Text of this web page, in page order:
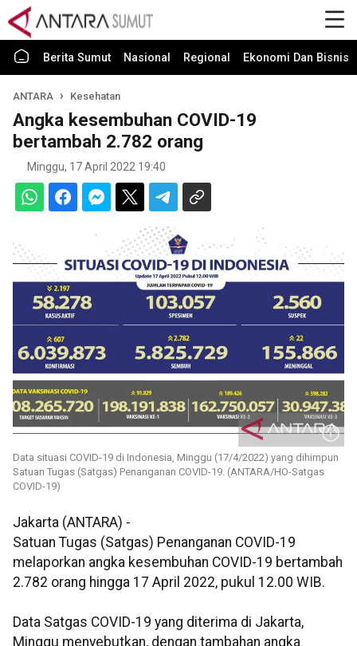
Berita Sumut Nasional Regional Ekonomi Dan Bisnis
ANTARA Kesehatan
Angka kesembuhan COVID-19
bertambah 2.782 orang
Minggu, 17 April 2022 19:40
Data situasi COVID-19 di Indonesia, Minggu (17/4/2022) yang dihimpun
Satuan Tugas (Satgas) Penanganan COVID-19. (ANTARA/HO-Satgas
COVID-19)
Jakarta (ANTARA) -
Satuan Tugas (Satgas) Penanganan COVID-19
melaporkan angka kesembuhan COVID-19 bertambah
2.782 orang hingga 17 April 2022, pukul 12.00 WIB.
Data Satgas COVID-19 yang diterima di Jakarta,
Minggu menyebutkan, dengan tambahan angka